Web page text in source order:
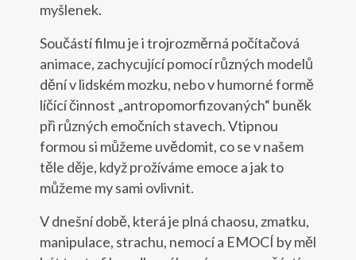
myšlenek.
Součástí filmu je i trojrozměrná počítačová
animace, zachycující pomocí různých modelů
dění v lidském mozku, nebo v humorné formě
líčící činnost „antropomorfizovaných“ buněk
při různých emočních stavech. Vtipnou
formou si můžeme uvědomit, co se v našem
těle děje, když prožíváme emoce a jak to
můžeme my sami ovlivnit.
V dnešní době, která je plná chaosu, zmatku,
manipulace, strachu, nemocí a EMOCÍ by měl